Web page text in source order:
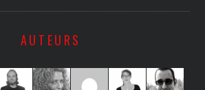
AUTEURS